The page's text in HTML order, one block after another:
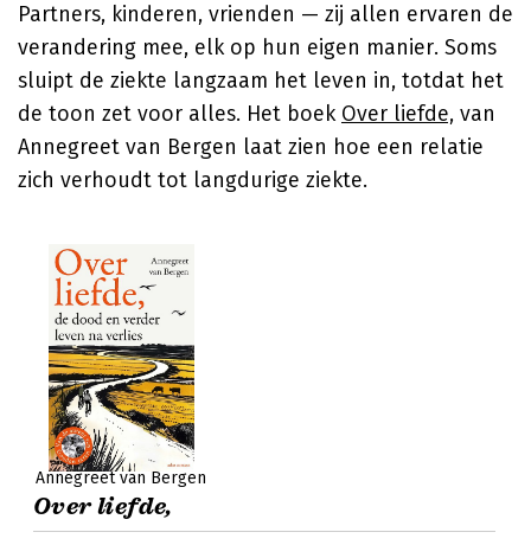
Partners, kinderen, vrienden — zij allen ervaren de
verandering mee, elk op hun eigen manier. Soms
sluipt de ziekte langzaam het leven in, totdat het
de toon zet voor alles. Het boek Over liefde, van
Annegreet van Bergen laat zien hoe een relatie
zich verhoudt tot langdurige ziekte.
Annegreet van Bergen
Over liefde,